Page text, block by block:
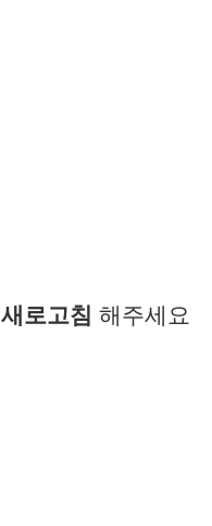
새로고침 해주세요